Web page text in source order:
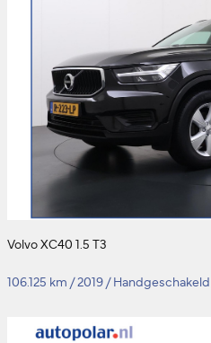
Volvo XC40 1.5 T3
106.125 km /2019 /Handgeschakeld